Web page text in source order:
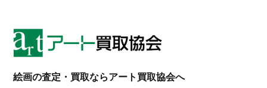
絵画の査定・買取ならアート買取協会へ